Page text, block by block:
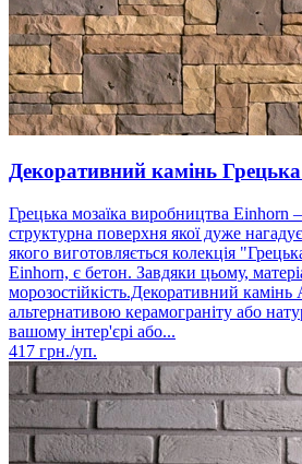
Декоративний камінь Грецька
Грецька мозаїка виробництва Einhorn
структурна поверхня якої дуже
якого виготовляється колекція
Einhorn, є бетон. Завдяки цьому,
морозостійкість.Декоративний
альтернативою керамограніту або
вашому інтер'єрі або...
417 грн./уп.